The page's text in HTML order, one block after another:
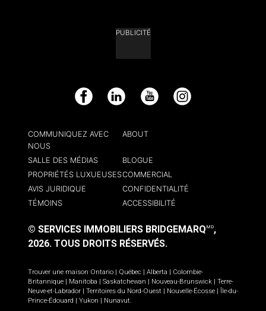
PUBLICITÉ
Facebook LinkedIn YouTube Instagram
COMMUNIQUEZ AVEC
NOUS
ABOUT
SALLE DES MÉDIAS
BLOGUE
PROPRIÉTÉS LUXUEUSESCOMMERCIAL
AVIS JURIDIQUE
CONFIDENTIALITÉ
TÉMOINS
ACCESSIBILITÉ
© SERVICES IMMOBILIERS BRIDGEMARQ MD,
2026. TOUS DROITS RÉSERVÉS.
Trouver une maison Ontario Québec Alberta
Colombie-
Britannique
Manitoba Saskatchewan Nouveau-Brunswick
Terre-
Neuve-et-Labrador
Territoires du Nord-Ouest Nouvelle-Écosse
Île-du-
Prince-Édouard
Yukon Nunavut.